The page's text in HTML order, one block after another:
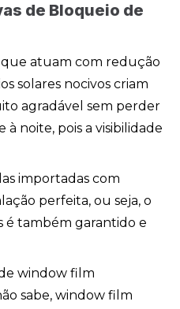
de Bloqueio de
atuam com redução
solares nocivos criam
agradável sem perder
noite, pois a visibilidade
importadas com
perfeita, ou seja, o
é também garantido e
window film
sabe, window film